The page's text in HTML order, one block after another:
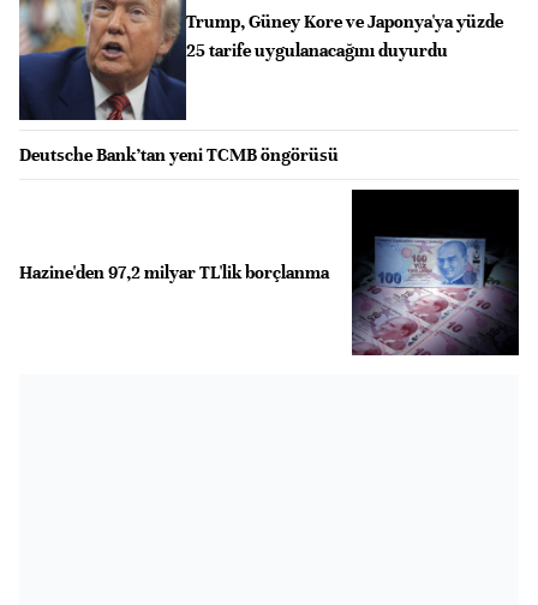
Trump, Güney Kore ve Japonya'ya yüzde
25 tarife uygulanacağını duyurdu
Deutsche Bank’tan yeni TCMB öngörüsü
Hazine'den 97,2 milyar TL'lik borçlanma